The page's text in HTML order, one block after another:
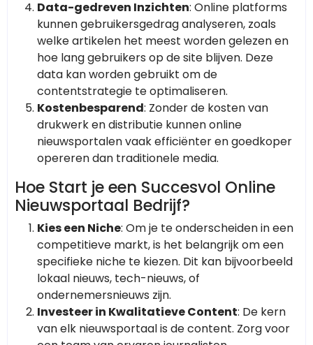
Data-gedreven Inzichten: Online platforms
kunnen gebruikersgedrag analyseren, zoals
welke artikelen het meest worden gelezen en
hoe lang gebruikers op de site blijven. Deze
data kan worden gebruikt om de
contentstrategie te optimaliseren.
Kostenbesparend: Zonder de kosten van
drukwerk en distributie kunnen online
nieuwsportalen vaak efficiënter en goedkoper
opereren dan traditionele media.
Hoe Start je een Succesvol Online
Nieuwsportaal Bedrijf?
Kies een Niche: Om je te onderscheiden in een
competitieve markt, is het belangrijk om een
specifieke niche te kiezen. Dit kan bijvoorbeeld
lokaal nieuws, tech-nieuws, of
ondernemersnieuws zijn.
Investeer in Kwalitatieve Content: De kern
van elk nieuwsportaal is de content. Zorg voor